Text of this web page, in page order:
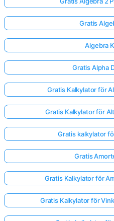
Gratis
Algebra
Gratis Alpha
Gratis Kalkylator för
Gratis Kalkylator för
Gratis kalkylator
Gratis
Gratis Kalkylator för
Gratis Kalkylator för